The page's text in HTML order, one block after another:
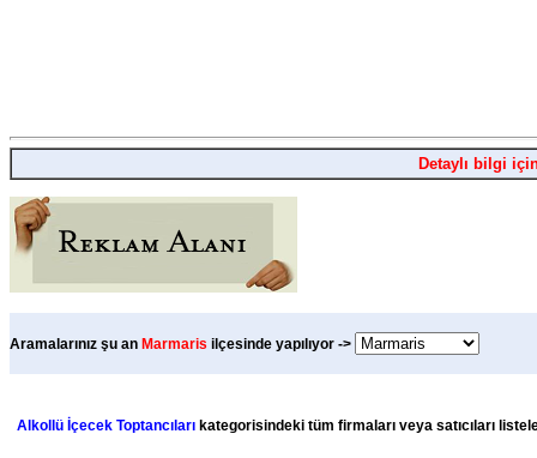
Detaylı bilgi
Aramalarınız şu an Marmaris ilçesinde yapılıyor ->
Alkollü İçecek Toptancıları kategorisindeki tüm firmaları veya satıcıları